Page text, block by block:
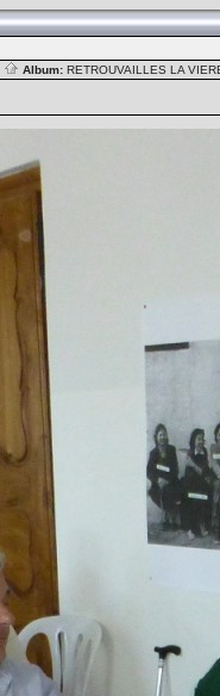
Album: RETROUVAILLES LA